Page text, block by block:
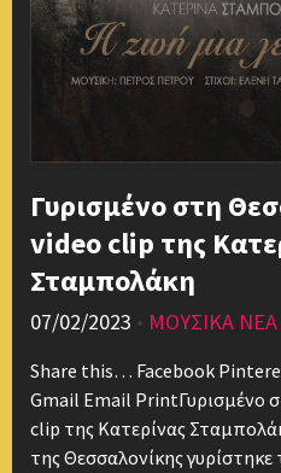
Γυρισμένο στη
video clip της
Σταμπολάκη
07/02/2023 • ΜΟΥΣΙΚΑ ΝΕΑ
Share this… Facebook
Gmail Email PrintΓυρισμένο
clip της Κατερίνας
της Θεσσαλονίκης γυρίστηκε